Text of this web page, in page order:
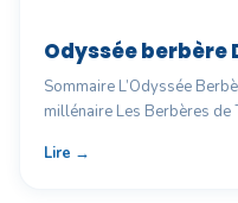
Odyssée berbère
Sommaire L’Odyssée
millénaire Les Berbères de
Lire →